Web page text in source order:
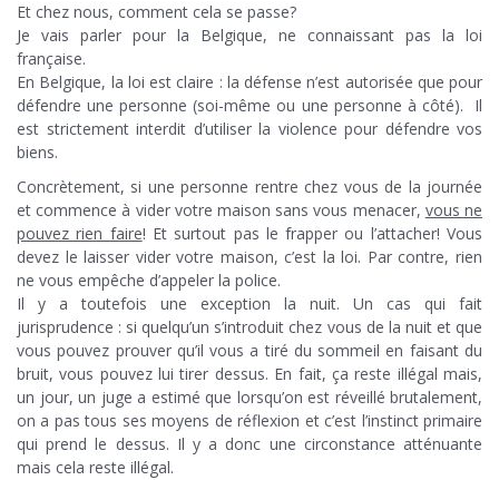
Et chez nous, comment cela se passe?
Je vais parler pour la Belgique, ne connaissant pas la loi
française.
En Belgique, la loi est claire : la défense n’est autorisée que pour
défendre une personne (soi-même ou une personne à côté). Il
est strictement interdit d’utiliser la violence pour défendre vos
biens.
Concrètement, si une personne rentre chez vous de la journée
et commence à vider votre maison sans vous menacer, vous ne
pouvez rien faire! Et surtout pas le frapper ou l’attacher! Vous
devez le laisser vider votre maison, c’est la loi. Par contre, rien
ne vous empêche d’appeler la police.
Il y a toutefois une exception la nuit. Un cas qui fait
jurisprudence : si quelqu’un s’introduit chez vous de la nuit et que
vous pouvez prouver qu’il vous a tiré du sommeil en faisant du
bruit, vous pouvez lui tirer dessus. En fait, ça reste illégal mais,
un jour, un juge a estimé que lorsqu’on est réveillé brutalement,
on a pas tous ses moyens de réflexion et c’est l’instinct primaire
qui prend le dessus. Il y a donc une circonstance atténuante
mais cela reste illégal.